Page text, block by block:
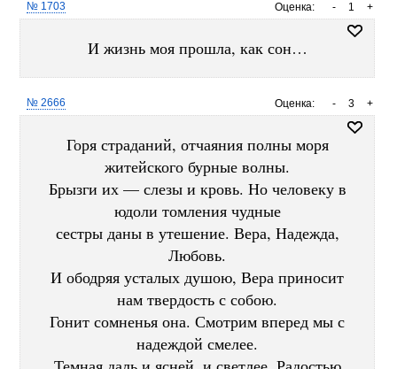
Оценка: +
1
-
№ 1703
И жизнь моя прошла, как сон…
Оценка: +
3
-
№ 2666
Горя страданий, отчаяния полны моря
житейского бурные волны.
Брызги их — слезы и кровь. Но человеку в
юдоли томления чудные
сестры даны в утешение. Вера, Надежда,
Любовь.
И ободряя усталых душою, Вера приносит
нам твердость с собою.
Гонит сомненья она. Смотрим вперед мы с
надеждой смелее.